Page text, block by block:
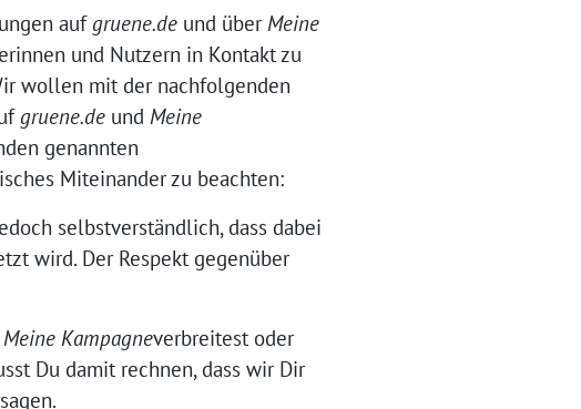
auf gruene.de und überMeine
und Nutzern in Kontakt zu
wollen mit der nachfolgenden
gruene.de und Meine
genannten
Miteinander zu beachten:
selbstverständlich, dass dabei
wird. Der Respekt gegenüber
Meine Kampagneverbreitest oder
Du damit rechnen, dass wir Dir